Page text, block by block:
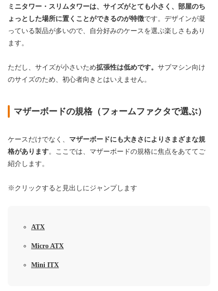
ミニタワー・スリムタワーは、サイズがとても小さく、部屋のち
ょっとした場所に置くことができるのが特徴です。 デザインが凝
っている製品が多いので、自分好みのケースを選ぶ楽しさもあり
ます。
ただし、サイズが小さいため拡張性は低めです。 サブマシン向け
のサイズのため、初心者向きとはいえません。
マザーボードの規格（フォームファクタで選ぶ）
ケースだけでなく、 マザーボードにも大きさによりさまざまな規
格があります。 ここでは、マザーボードの規格に焦点をあててご
紹介します。
※クリックすると見出しにジャンプします
ATX
Micro ATX
Mini ITX